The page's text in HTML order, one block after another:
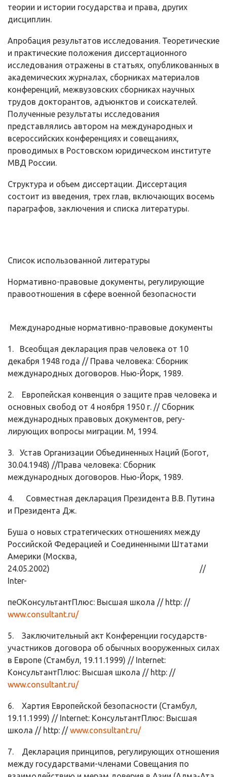
теории и истории государства и права, других
дисциплин.
Апробация результатов исследования. Теоретические
и практические положения диссертационного
исследования отражены в статьях, опублико­ванных в
академических журналах, сборниках материалов
конференций, межвузовских сборниках научных
трудов докторантов, адъюнктов и соиска­телей.
Полученные результаты исследования
представлялись автором на ме­ждународных и
всероссийских конференциях и совещаниях,
проводимых в Ростовском юридическом институте
МВД России.
Структура и объем диссертации. Диссертация
состоит из введения, трех глав, включающих восемь
параграфов, заключения и списка литерату­ры.
Список использованной литературы
Нормативно-правовые документы, регулирующие
правоотношения в сфере военной безопасности
Международные нормативно-правовые документы
1. Всеобщая декларация прав человека от 10
декабря 1948 года // Пра­ва человека: Сборник
международных договоров. Нью-Йорк, 1989.
2. Европейская конвенция о защите прав человека и
основных свобод от 4 ноября 1950 г. // Сборник
международных правовых документов, регу­
лирующих вопросы миграции. М, 1994.
3. Устав Организации Объединенных Наций (Богот,
30.04.1948) //Пра­ва человека: Сборник
международных договоров. Нью-Йорк, 1989.
4. Совместная декларация Президента В.В. Путина
и Президента Дж.
Буша о новых стратегических отношениях между
Российской Федерацией и Соединенными Штатами
Америки (Москва,
24.05.2002) //
Inter-
пеОКонсультантПлюс: Высшая школа // http: //
www.consultant.ru/
5. Заключительный акт Конференции государств-
участников договора об обычных вооруженных силах
в Европе (Стамбул, 19.11.1999) // Internet:
КонсультантПлюс: Высшая школа // http: //
www.consultant.ru/
6. Хартия Европейской безопасности (Стамбул,
19.11.1999) // Internet: КонсультантПлюс: Высшая
школа // http: //www.consultant.ru/
7. Декларация принципов, регулирующих отношения
между государст­вами-членами Совещания по